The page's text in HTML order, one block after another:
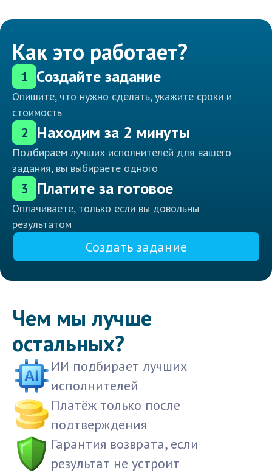
Как это работает?
1 Создайте задание
Опишите, что нужно сделать, укажите сроки и
стоимость
2 Находим за 2 минуты
Подбираем лучших исполнителей для вашего
задания, вы выбираете одного
3 Платите за готовое
Оплачиваете, только если вы довольны
результатом
Создать задание
Чем мы лучше
остальных?
ИИ подбирает лучших
исполнителей
Платёж только после
подтверждения
Гарантия возврата, если
результат не устроит